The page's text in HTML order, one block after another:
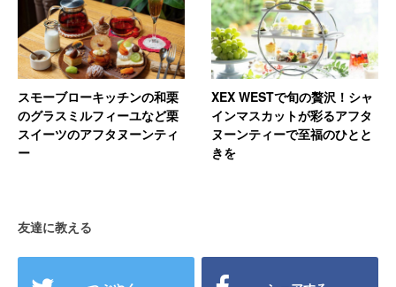
スモーブローキッチンの和栗
のグラスミルフィーユなど栗
スイーツのアフタヌーンティ
ー
XEX WESTで旬の贅沢！シャ
インマスカットが彩るアフタ
ヌーンティーで至福のひとと
きを
友達に教える